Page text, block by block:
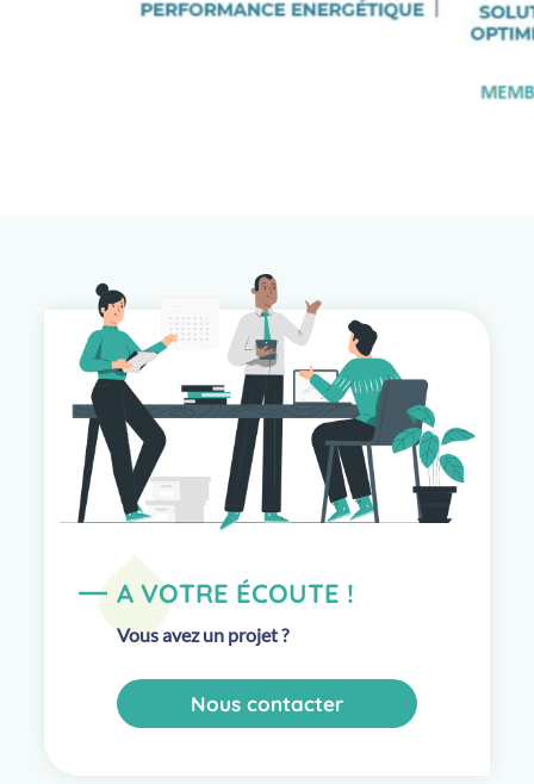
A VOTRE ÉCOUTE !
Vous avez un projet ?
Nous contacter